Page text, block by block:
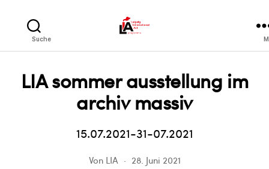
Suche
LIA sommer ausstellung im
archiv massiv
15.07.2021-31-07.2021
Von LIA 28. Juni 2021